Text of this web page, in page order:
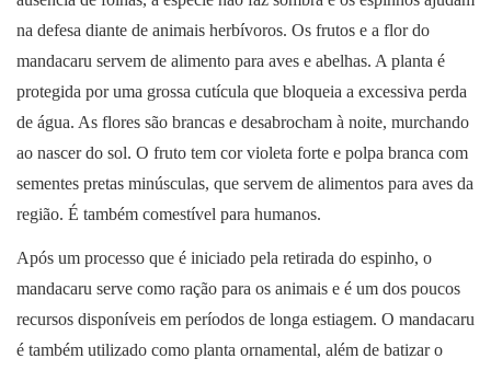
na defesa diante de animais herbívoros. Os frutos e a flor do
mandacaru servem de alimento para aves e abelhas. A planta é
protegida por uma grossa cutícula que bloqueia a excessiva perda
de água. As flores são brancas e desabrocham à noite, murchando
ao nascer do sol. O fruto tem cor violeta forte e polpa branca com
sementes pretas minúsculas, que servem de alimentos para aves da
região. É também comestível para humanos.
Após um processo que é iniciado pela retirada do espinho, o
mandacaru serve como ração para os animais e é um dos poucos
recursos disponíveis em períodos de longa estiagem. O mandacaru
é também utilizado como planta ornamental, além de batizar o